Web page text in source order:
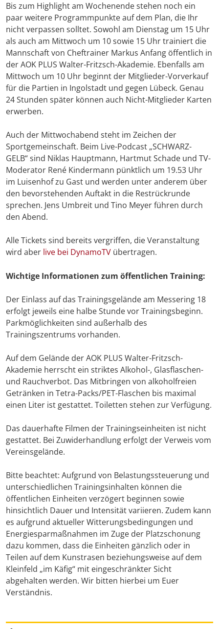
Bis zum Highlight am Wochenende stehen noch ein
paar weitere Programmpunkte auf dem Plan, die Ihr
nicht verpassen solltet. Sowohl am Dienstag um 15 Uhr
als auch am Mittwoch um 10 sowie 15 Uhr trainiert die
Mannschaft von Cheftrainer Markus Anfang öffentlich in
der AOK PLUS Walter-Fritzsch-Akademie. Ebenfalls am
Mittwoch um 10 Uhr beginnt der Mitglieder-Vorverkauf
für die Partien in Ingolstadt und gegen Lübeck. Genau
24 Stunden später können auch Nicht-Mitglieder Karten
erwerben.
Auch der Mittwochabend steht im Zeichen der
Sportgemeinschaft. Beim Live-Podcast „SCHWARZ-
GELB“ sind Niklas Hauptmann, Hartmut Schade und TV-
Moderator René Kindermann pünktlich um 19.53 Uhr
im Luisenhof zu Gast und werden unter anderem über
den bevorstehenden Auftakt in die Restrückrunde
sprechen. Jens Umbreit und Tino Meyer führen durch
den Abend.
Alle Tickets sind bereits vergriffen, die Veranstaltung
wird aber live bei DynamoTV übertragen.
Wichtige Informationen zum öffentlichen Training:
Der Einlass auf das Trainingsgelände am Messering 18
erfolgt jeweils eine halbe Stunde vor Trainingsbeginn.
Parkmöglichkeiten sind außerhalb des
Trainingszentrums vorhanden.
Auf dem Gelände der AOK PLUS Walter-Fritzsch-
Akademie herrscht ein striktes Alkohol-, Glasflaschen-
und Rauchverbot. Das Mitbringen von alkoholfreien
Getränken in Tetra-Packs/PET-Flaschen bis maximal
einen Liter ist gestattet. Toiletten stehen zur Verfügung.
Das dauerhafte Filmen der Trainingseinheiten ist nicht
gestattet. Bei Zuwiderhandlung erfolgt der Verweis vom
Vereinsgelände.
Bitte beachtet: Aufgrund von Belastungssteuerung und
unterschiedlichen Trainingsinhalten können die
öffentlichen Einheiten verzögert beginnen sowie
hinsichtlich Dauer und Intensität variieren. Zudem kann
es aufgrund aktueller Witterungsbedingungen und
Energiesparmaßnahmen im Zuge der Platzschonung
dazu kommen, dass die Einheiten gänzlich oder in
Teilen auf dem Kunstrasen beziehungsweise auf dem
Kleinfeld „im Käfig“ mit eingeschränkter Sicht
abgehalten werden. Wir bitten hierbei um Euer
Verständnis.